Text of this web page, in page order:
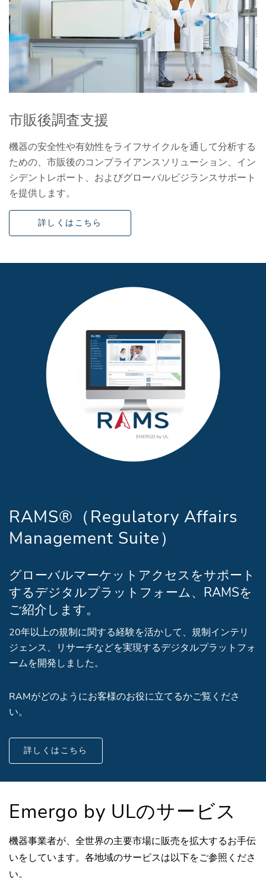
市販後調査支援
機器の安全性や有効性をライフサイクルを通して分析する
ための、市販後のコンプライアンスソリューション、イン
シデントレポート、およびグローバルビジランスサポート
を提供します。
詳しくはこちら
RAMS®（Regulatory Affairs
Management Suite）
グローバルマーケットアクセスをサポート
するデジタルプラットフォーム、RAMSを
ご紹介します。
20年以上の規制に関する経験を活かして、規制インテリ
ジェンス、リサーチなどを実現するデジタルプラットフォ
ームを開発しました。
RAMがどのようにお客様のお役に立てるかご覧くださ
い。
詳しくはこちら
Emergo by ULのサービス
機器事業者が、全世界の主要市場に販売を拡大するお手伝
いをしています。各地域のサービスは以下をご参照くださ
い。